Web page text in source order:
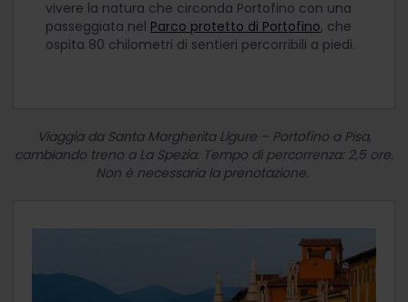
vivere la natura che circonda Portofino con una
passeggiata nel Parco protetto di Portofino, che
ospita 80 chilometri di sentieri percorribili a piedi.
Viaggia da Santa Margherita Ligure – Portofino a Pisa,
cambiando treno a La Spezia. Tempo di percorrenza: 2,5 ore.
Non è necessaria la prenotazione.